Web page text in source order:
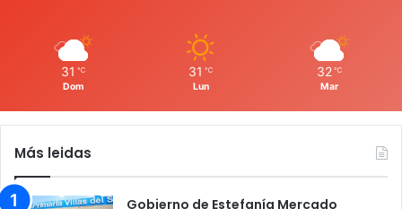
31 ℃
Dom
31 ℃
Lun
32 ℃
Mar
Más leidas
Gobierno de Estefanía Mercado